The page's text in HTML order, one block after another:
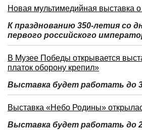
Новая мультимедийная выставка
К празднованию 350-летия со
первого российского
В Музее Победы открывается
платок оборону крепил»
Выставка будет работать до
Выставка «Небо Родины»
Выставка будет работать до